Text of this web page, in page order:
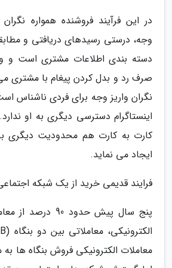
در این فرآیند فروشنده همواره
وجه، درستی رسیدهای دریافتی و
دسته بندی اطلاعات مشتری است و
صرف رد و بدل کردن پیغام با مشتری
نگران واریز وجه برای فردی
اینستاگرام دسترسی دیگری به او
کارت به کارت هم محدودیت دیگری بر
ایجاد می نماید.
فرایند قدیمی خرید از یک شبکه
پنج سال پیش حدود